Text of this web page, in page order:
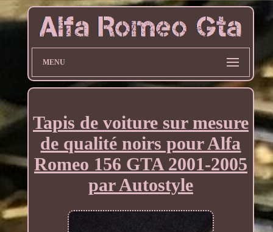
MENU
Tapis de voiture sur mesure
de qualité noirs pour Alfa
Romeo 156 GTA 2001-2005
par Autostyle